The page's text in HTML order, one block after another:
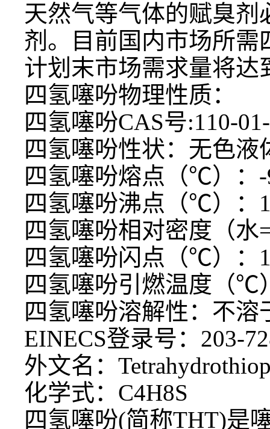
天然气等气体的赋臭
剂。目前国内市场所需
计划末市场需求量将达
四氢噻吩物理性质：
四氢噻吩CAS号:110-
四氢噻吩性状：无色
四氢噻吩熔点（℃）：-
四氢噻吩沸点（℃）：
四氢噻吩相对密度（水
四氢噻吩闪点（℃）：
四氢噻吩引燃温度（℃
四氢噻吩溶解性：不
EINECS登录号：203-
外文名：
化学式：C4H8S
四氢噻吩(简称THT)是